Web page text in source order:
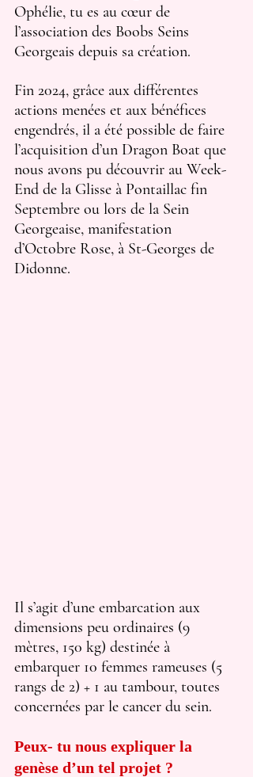
Ophélie, tu es au cœur de
l’association des Boobs Seins
Georgeais depuis sa création.
Fin 2024, grâce aux différentes
actions menées et aux bénéfices
engendrés, il a été possible de faire
l’acquisition d’un Dragon Boat que
nous avons pu découvrir au Week-
End de la Glisse à Pontaillac fin
Septembre ou lors de la Sein
Georgeaise, manifestation
d’Octobre Rose, à St-Georges de
Didonne.
Il s’agit d’une embarcation aux
dimensions peu ordinaires (9
mètres, 150 kg) destinée à
embarquer 10 femmes rameuses (5
rangs de 2) + 1 au tambour, toutes
concernées par le cancer du sein.
Peux- tu nous expliquer la
genèse d’un tel projet ?